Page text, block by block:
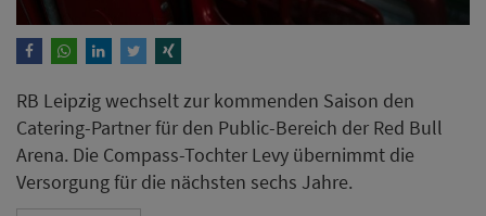
RB Leipzig wechselt zur kommenden Saison den
Catering-Partner für den Public-Bereich der Red Bull
Arena. Die Compass-Tochter Levy übernimmt die
Versorgung für die nächsten sechs Jahre.